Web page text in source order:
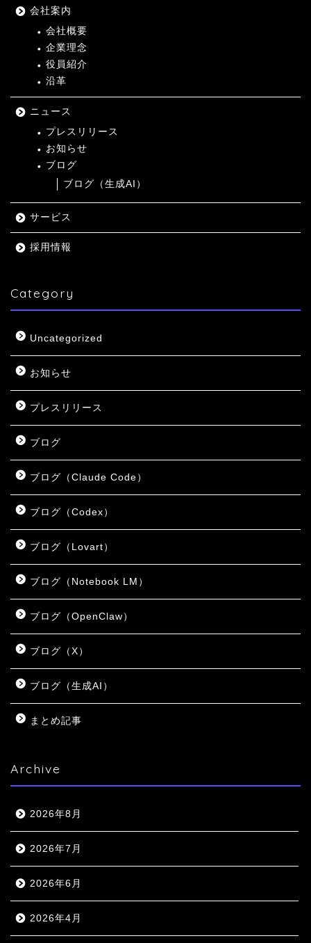
会社案内
会社概要
企業理念
役員紹介
沿革
ニュース
プレスリリース
お知らせ
ブログ
ブログ（生成AI）
サービス
採用情報
Category
Uncategorized
お知らせ
プレスリリース
ブログ
ブログ（Claude Code）
ブログ（Codex）
ブログ（Lovart）
ブログ（Notebook LM）
ブログ（OpenClaw）
ブログ（X）
ブログ（生成AI）
まとめ記事
Archive
2026年8月
2026年7月
2026年6月
2026年4月